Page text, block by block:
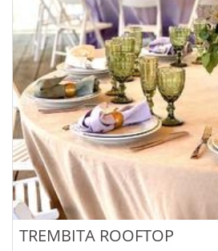
TREMBITA ROOFTOP